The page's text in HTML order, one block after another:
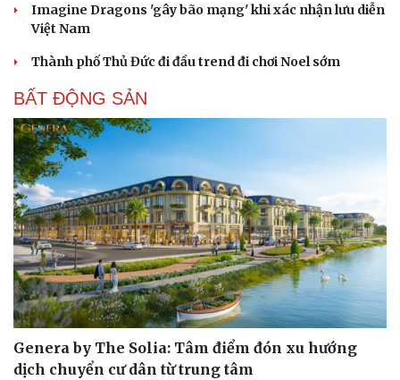
Imagine Dragons 'gây bão mạng' khi xác nhận lưu diễn
Việt Nam
Thành phố Thủ Đức đi đầu trend đi chơi Noel sớm
BẤT ĐỘNG SẢN
Genera by The Solia: Tâm điểm đón xu hướng
dịch chuyển cư dân từ trung tâm